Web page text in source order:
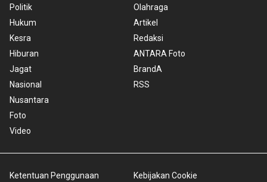
Politik
Hukum
Kesra
Hiburan
Jagat
Nasional
Nusantara
Foto
Video
Olahraga
Artikel
Redaksi
ANTARA Foto
BrandA
RSS
Ketentuan Penggunaan Kebijakan Cookie